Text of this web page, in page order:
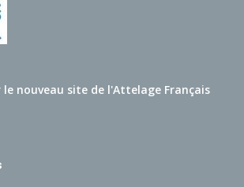
le nouveau site de l'Attelage Français